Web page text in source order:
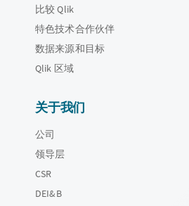
比较 Qlik
特色技术合作伙伴
数据来源和目标
Qlik 区域
关于我们
公司
领导层
CSR
DEI&B